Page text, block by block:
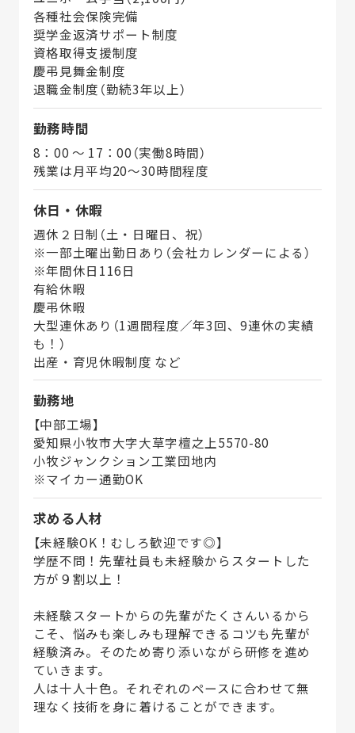
各種社会保険完備
奨学金返済サポート制度
資格取得支援制度
慶弔見舞金制度
退職金制度（勤続3年以上）
勤務時間
8：00 ～ 17：00（実働8時間）
残業は月平均20～30時間程度
休日・休暇
週休２日制（土・日曜日、祝）
※一部土曜出勤日あり（会社カレンダーによる）
※年間休日116日
有給休暇
慶弔休暇
大型連休あり（1週間程度／年3回、9連休の実績
も！）
出産・育児休暇制度 など
勤務地
【中部工場】
愛知県小牧市大字大草字檀之上5570-80
小牧ジャンクション工業団地内
※マイカー通勤OK
求める人材
【未経験OK！むしろ歓迎です◎】
学歴不問！先輩社員も未経験からスタートした
方が９割以上！
未経験スタートからの先輩がたくさんいるから
こそ、悩みも楽しみも理解できるコツも先輩が
経験済み。そのため寄り添いながら研修を進め
ていきます。
人は十人十色。それぞれのペースに合わせて無
理なく技術を身に着けることができます。